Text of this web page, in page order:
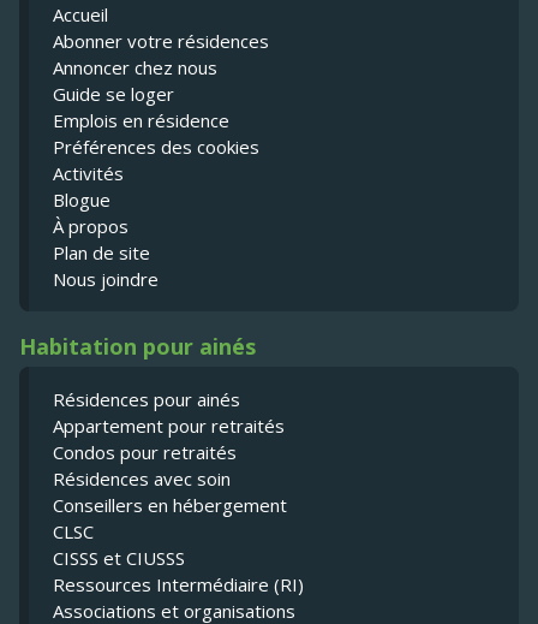
Accueil
Abonner votre résidences
Annoncer chez nous
Guide se loger
Emplois en résidence
Préférences des cookies
Activités
Blogue
À propos
Plan de site
Nous joindre
Habitation pour ainés
Résidences pour ainés
Appartement pour retraités
Condos pour retraités
Résidences avec soin
Conseillers en hébergement
CLSC
CISSS et CIUSSS
Ressources Intermédiaire (RI)
Associations et organisations